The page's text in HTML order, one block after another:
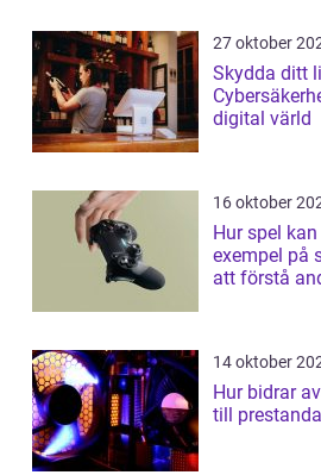
27 oktober
Skydda ditt
digital värld
16 oktober
Hur spel
exempel på
att förstå
14 oktober
Hur bidrar
till